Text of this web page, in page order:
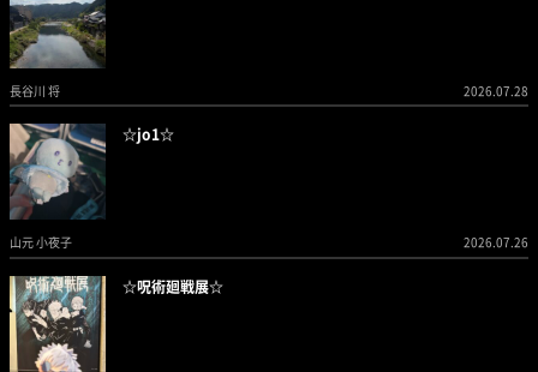
長谷川 将 2026.07.28
☆jo1☆
山元 小夜子 2026.07.26
☆呪術廻戦展☆